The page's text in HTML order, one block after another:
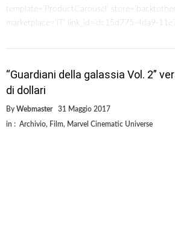
template=’ProductCarousel’
marketplace=’IT’ link_id=’dc15d775-4da9-
“Guardiani della galassia Vol. 2”
di dollari
By Webmaster 31 Maggio 2017
in : Archivio, Film, Marvel Cinematic Universe